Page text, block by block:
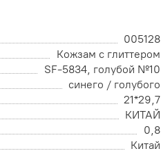
005128
Кожзам с глиттером
SF-5834, голубой №10
синего / голубого
21*29,7
КИТАЙ
0,8
Китай